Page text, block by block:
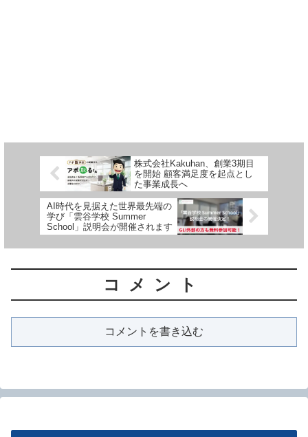
株式会社Kakuhan、創業3期目
を開始 顧客満足度を起点とし
た事業成長へ
AI時代を見据えた世界最先端の
学び「雲谷学校 Summer
School」説明会が開催されます
コメント
コメントを書き込む